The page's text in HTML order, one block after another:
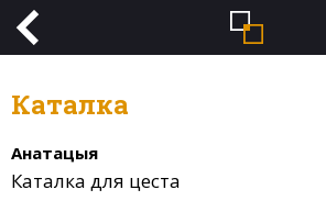
Каталка
Анатацыя
Каталка для цеста